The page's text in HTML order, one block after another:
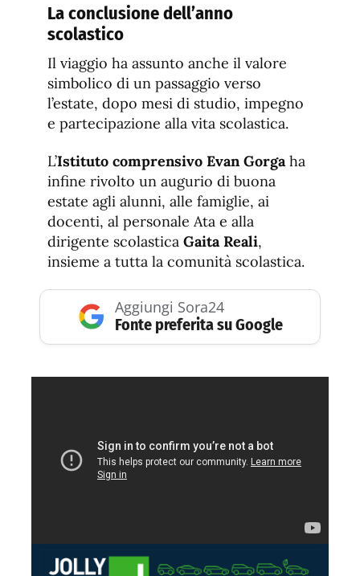
La conclusione dell’anno
scolastico
Il viaggio ha assunto anche il valore
simbolico di un passaggio verso
l’estate, dopo mesi di studio, impegno
e partecipazione alla vita scolastica.
L’Istituto comprensivo Evan Gorga ha
infine rivolto un augurio di buona
estate agli alunni, alle famiglie, ai
docenti, al personale Ata e alla
dirigente scolastica Gaita Reali,
insieme a tutta la comunità scolastica.
Aggiungi Sora24
Fonte preferita su Google